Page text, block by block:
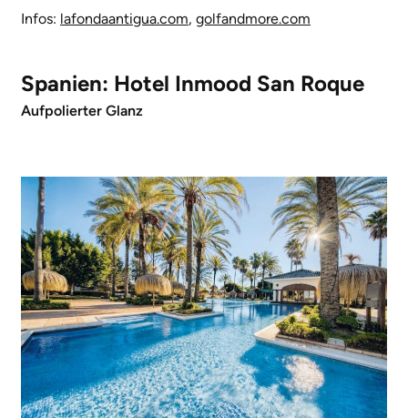
Infos: lafondaantigua.com, golfandmore.com
Spanien: Hotel Inmood San Roque
Aufpolierter Glanz